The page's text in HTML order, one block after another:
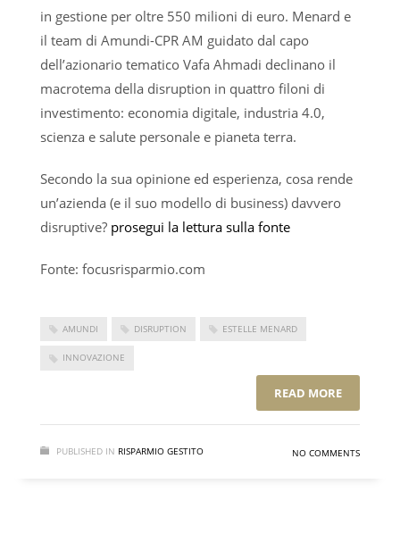
in gestione per oltre 550 milioni di euro. Menard e
il team di Amundi-CPR AM guidato dal capo
dell’azionario tematico Vafa Ahmadi declinano il
macrotema della disruption in quattro filoni di
investimento: economia digitale, industria 4.0,
scienza e salute personale e pianeta terra.
Secondo la sua opinione ed esperienza, cosa rende
un’azienda (e il suo modello di business) davvero
disruptive? prosegui la lettura sulla fonte
Fonte: focusrisparmio.com
AMUNDI DISRUPTION ESTELLE MENARD
INNOVAZIONE
READ MORE
PUBLISHED IN RISPARMIO GESTITO NO COMMENTS